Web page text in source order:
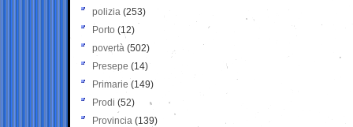
polizia (253)
Porto (12)
povertà (502)
Presepe (14)
Primarie (149)
Prodi (52)
Provincia (139)